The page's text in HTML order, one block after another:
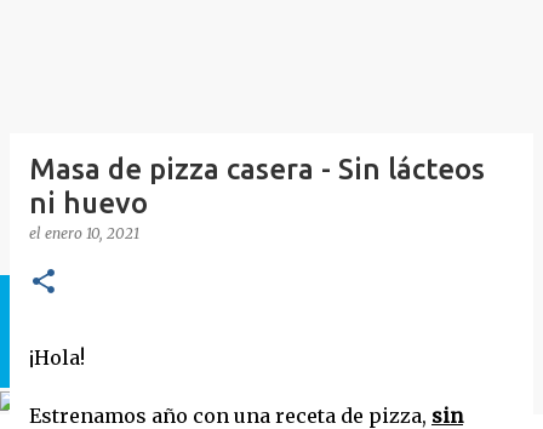
Masa de pizza casera - Sin lácteos
ni huevo
el enero 10, 2021
¡Hola!
Estrenamos año con una receta de pizza, sin